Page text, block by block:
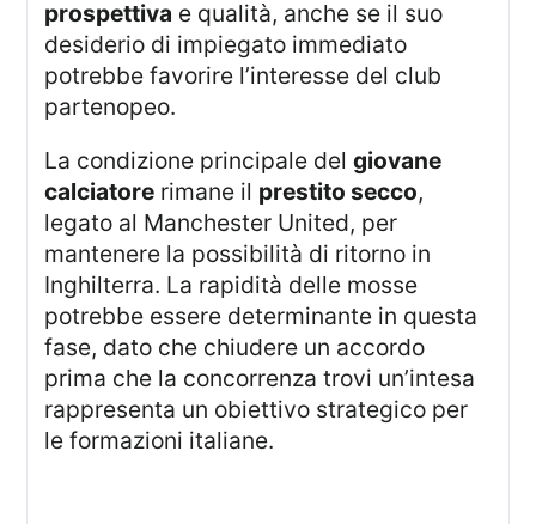
prospettiva e qualità, anche se il suo
desiderio di impiegato immediato
potrebbe favorire l’interesse del club
partenopeo.
La condizione principale delgiovane
calciatore rimane il prestito secco,
legato al Manchester United, per
mantenere la possibilità di ritorno in
Inghilterra. La rapidità delle mosse
potrebbe essere determinante in questa
fase, dato che chiudere un accordo
prima che la concorrenza trovi un’intesa
rappresenta un obiettivo strategico per
le formazioni italiane.